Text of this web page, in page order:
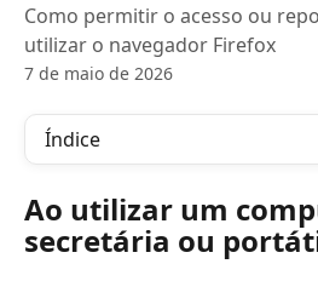
Como permitir o acesso ou
utilizar o navegador Firefox
7 de maio de 2026
Índice
Ao utilizar um
secretária ou